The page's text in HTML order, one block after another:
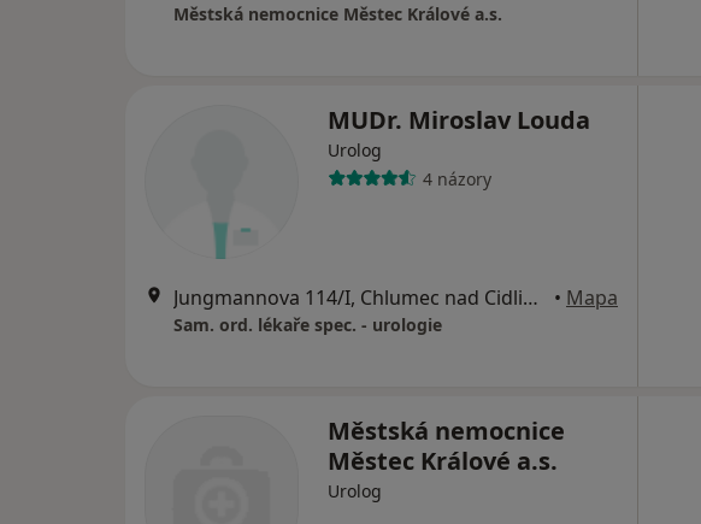
Městská nemocnice Městec Králové a.s.
MUDr. Miroslav Louda
Urolog
4 názory
Jungmannova 114/I, Chlumec nad Cidlinou • Mapa
Sam. ord. lékaře spec. - urologie
Městská nemocnice
Městec Králové a.s.
Urolog